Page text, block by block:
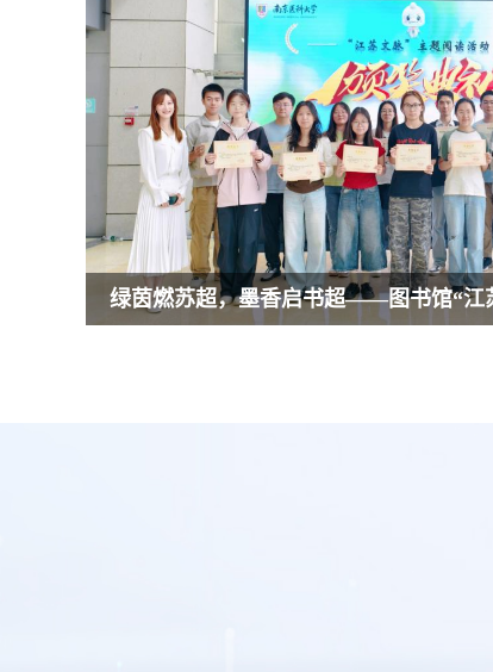
文渊读书会“诗意人生”共读活动顺利举办
关于2026年端午节图书馆开放安排的通
最新资源 | JOMI手术教育资源平台开通
2026 Elsevier AI Bootcamp“医声有AI”